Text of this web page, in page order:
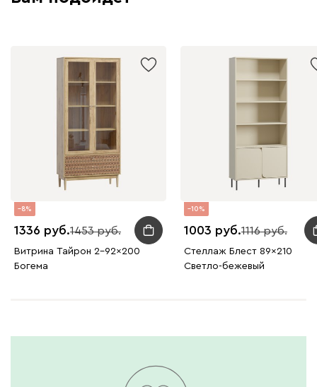
8
1336 1453
Витрина Тайрон 2-92x200
Богема ​
10
1003 1116
Стеллаж Блест 89x210
Светло-бежевый